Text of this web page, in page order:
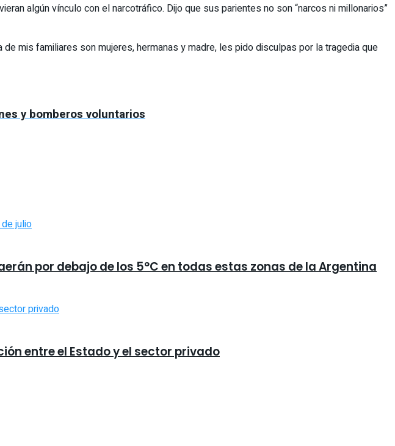
algún vínculo con el narcotráfico. Dijo que sus parientes no son “narcos ni millonarios”
mis familiares son mujeres, hermanas y madre, les pido disculpas por la tragedia que
y bomberos voluntarios
por debajo de los 5°C en todas estas zonas de la Argentina
entre el Estado y el sector privado